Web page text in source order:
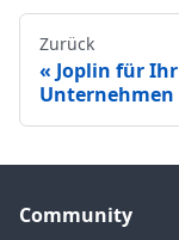
Zurück
Joplin für Ihr
Unternehmen
Community